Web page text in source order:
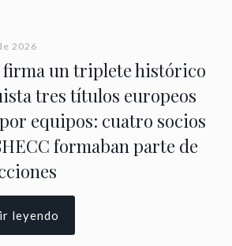
2026
firma un triplete histórico
tres títulos europeos
equipos: cuatro socios
formaban parte de
leyendo